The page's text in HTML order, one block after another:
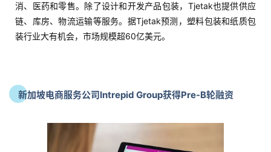
消、医药和零售。除了设计和开发产品包装，Tjetak也提供供应
链、库房、物流运输等服务。据Tjetak预测，塑料包装和纸质包
装行业大有机会，市场规模超60亿美元。
新加坡电商服务公司Intrepid Group获得Pre-B轮融资